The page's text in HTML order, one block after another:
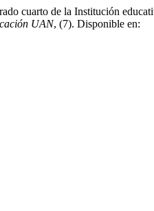
cuarto de la Institución
UAN, (7). Disponible en: